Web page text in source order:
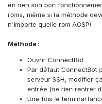
en rien son bon
roms, même si la méthode
n'importe quelle rom AOSP).
Méthode :
Ouvrir ConnectBot
Par défaut ConnectBot
serveur SSH, modifier
entrée (ne rien rentrer
Une fois le terminal